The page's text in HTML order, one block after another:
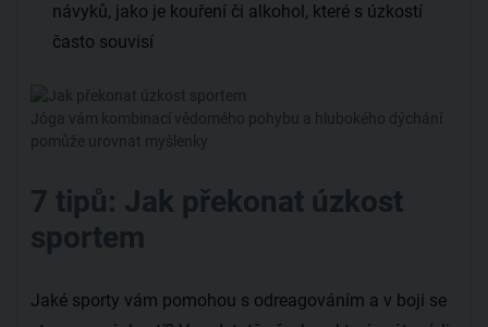
návyků, jako je kouření či alkohol, které s úzkostí
často souvisí
Jóga vám kombinací vědomého pohybu a hlubokého dýchání
pomůže urovnat myšlenky
7 tipů: Jak překonat úzkost
sportem
Jaké sporty vám pomohou s odreagováním a v boji se